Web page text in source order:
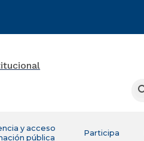
y acceso
pública
Participa